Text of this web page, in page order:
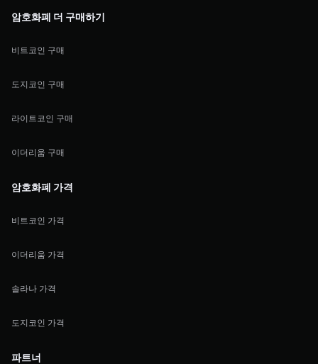
암호화폐 더 구매하기
비트코인 구매
도지코인 구매
라이트코인 구매
이더리움 구매
암호화폐 가격
비트코인 가격
이더리움 가격
솔라나 가격
도지코인 가격
파트너